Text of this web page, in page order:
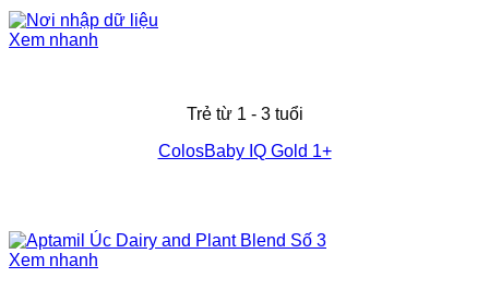
Xem nhanh
Trẻ từ 1 - 3 tuổi
ColosBaby IQ Gold 1+
Xem nhanh